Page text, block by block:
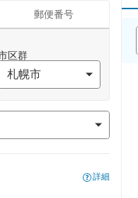
郵便番号
区群
詳細